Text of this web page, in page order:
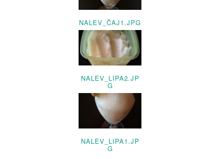
NALEV_ČAJ1.JPG
NALEV_LIPA2.JP
G
NALEV_LIPA1.JP
G